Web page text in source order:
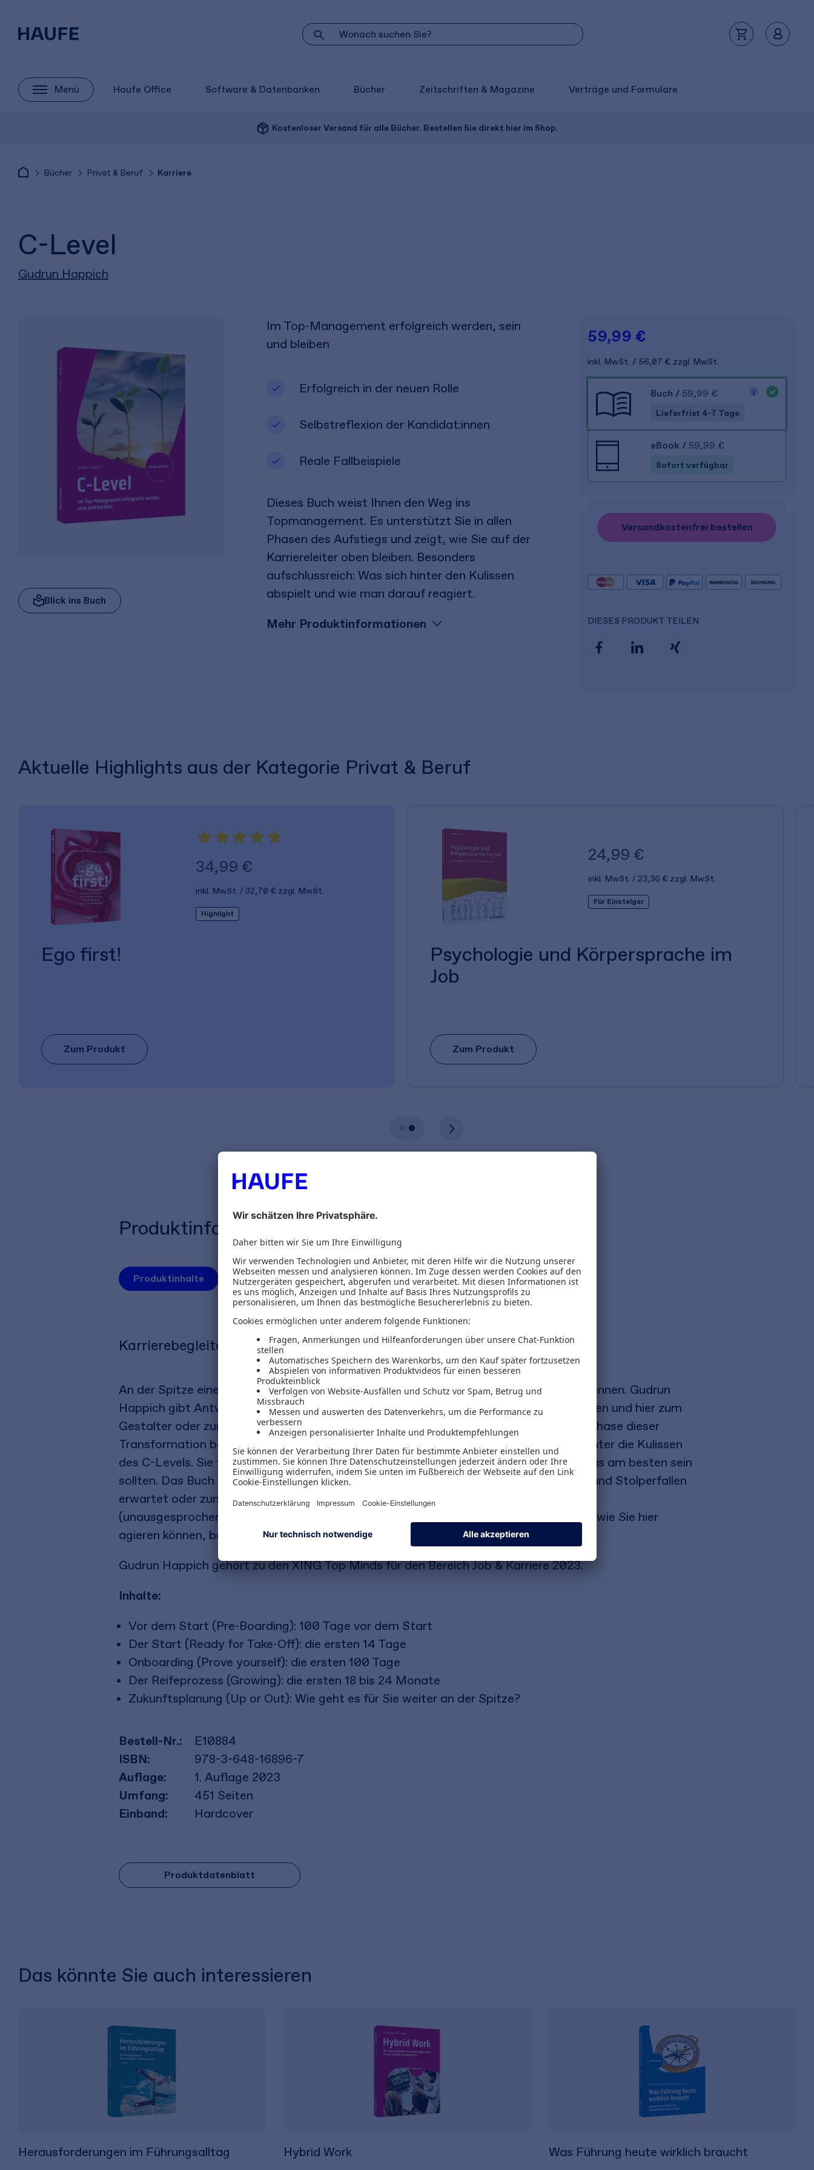
Menü Haufe Office Software & Datenbanken Bücher Zeitschriften & Magazine Verträge und Formulare
package_2 Kostenloser Versand für alle Bücher. Bestellen Sie direkt hier im Shop.
Bücher Privat & Beruf Karriere
C-Level
Gudrun Happich
Blick ins Buch
Im Top-Management erfolgreich werden, sein
und bleiben
Erfolgreich in der neuen Rolle
Selbstreflexion der Kandidat:innen
Reale Fallbeispiele
Dieses Buch weist Ihnen den Weg ins
Topmanagement. Es unterstützt Sie in allen
Phasen des Aufstiegs und zeigt, wie Sie auf der
Karriereleiter oben bleiben. Besonders
aufschlussreich: Was sich hinter den Kulissen
abspielt und wie man darauf reagiert.
Mehr Produktinformationen
59,99 €
inkl. MwSt. 56,07 € zzgl. MwSt.
Buch / 59,99 €
Lieferfrist 4-7 Tage
eBook / 59,99 €
Sofort verfügbar
Versandkostenfrei bestellen
DIESES PRODUKT TEILEN
Aktuelle Highlights aus der Kategorie Privat & Beruf
34,99 €
inkl. MwSt. 32,70 € zzgl. MwSt.
Highlight
Ego first!
Zum Produkt
24,99 €
inkl. MwSt. 23,36 € zzgl. MwSt.
Für Einsteiger
Psychologie und Körpersprache im
Job
Zum Produkt
Produktinformationen
Produktinhalte Autoren Inhaltsverzeichnis
Karrierebegleiter für den Aufstieg ins Topmanagement
An der Spitze eines Unternehmens gelten andere Regeln und es ist wichtig, diese zu kennen. Gudrun
Happich gibt Antworten darauf, wie Sie erfolgreich ins C-Level ein-, um- oder aufsteigen und hier zum
Gestalter oder zur Gestalterin werden. Ihr Buch bietet Insiderwissen, das Sie in jeder Phase dieser
Transformation begleitet. Anhand realer Fallgeschichten erhalten Sie einen Einblick hinter die Kulissen
des C-Levels. Sie finden heraus, warum Sie Chef bzw. Chefin sein wollen und wo Sie das am besten sein
sollten. Das Buch zeigt aber auch ungeschminkt, was Sie in Sachen Politik, Spielchen und Stolperfallen
erwartet oder zumindest erwarten könnte: Politik im Unternehmen, Machtspielchen,
(unausgesprochene) Spielregeln, Hidden Agendas oder Selbstinszenierung. Lesen Sie, wie Sie hier
agieren können, bevor Sie reagieren müssen.
Gudrun Happich gehört zu den XING Top Minds für den Bereich Job & Karriere 2023.
Inhalte:
Vor dem Start (Pre-Boarding): 100 Tage vor dem Start
Der Start (Ready for Take-Off): die ersten 14 Tage
Onboarding (Prove yourself): die ersten 100 Tage
Der Reifeprozess (Growing): die ersten 18 bis 24 Monate
Zukunftsplanung (Up or Out): Wie geht es für Sie weiter an der Spitze?
Bestell-Nr.:
E10884
ISBN:
978-3-648-16896-7
Auflage:
1. Auflage 2023
Umfang:
451 Seiten
Einband:
Hardcover
Produktdatenblatt
Das könnte Sie auch interessieren
Herausforderungen im Führungsalltag Hybrid Work Was Führung heute wirklich braucht